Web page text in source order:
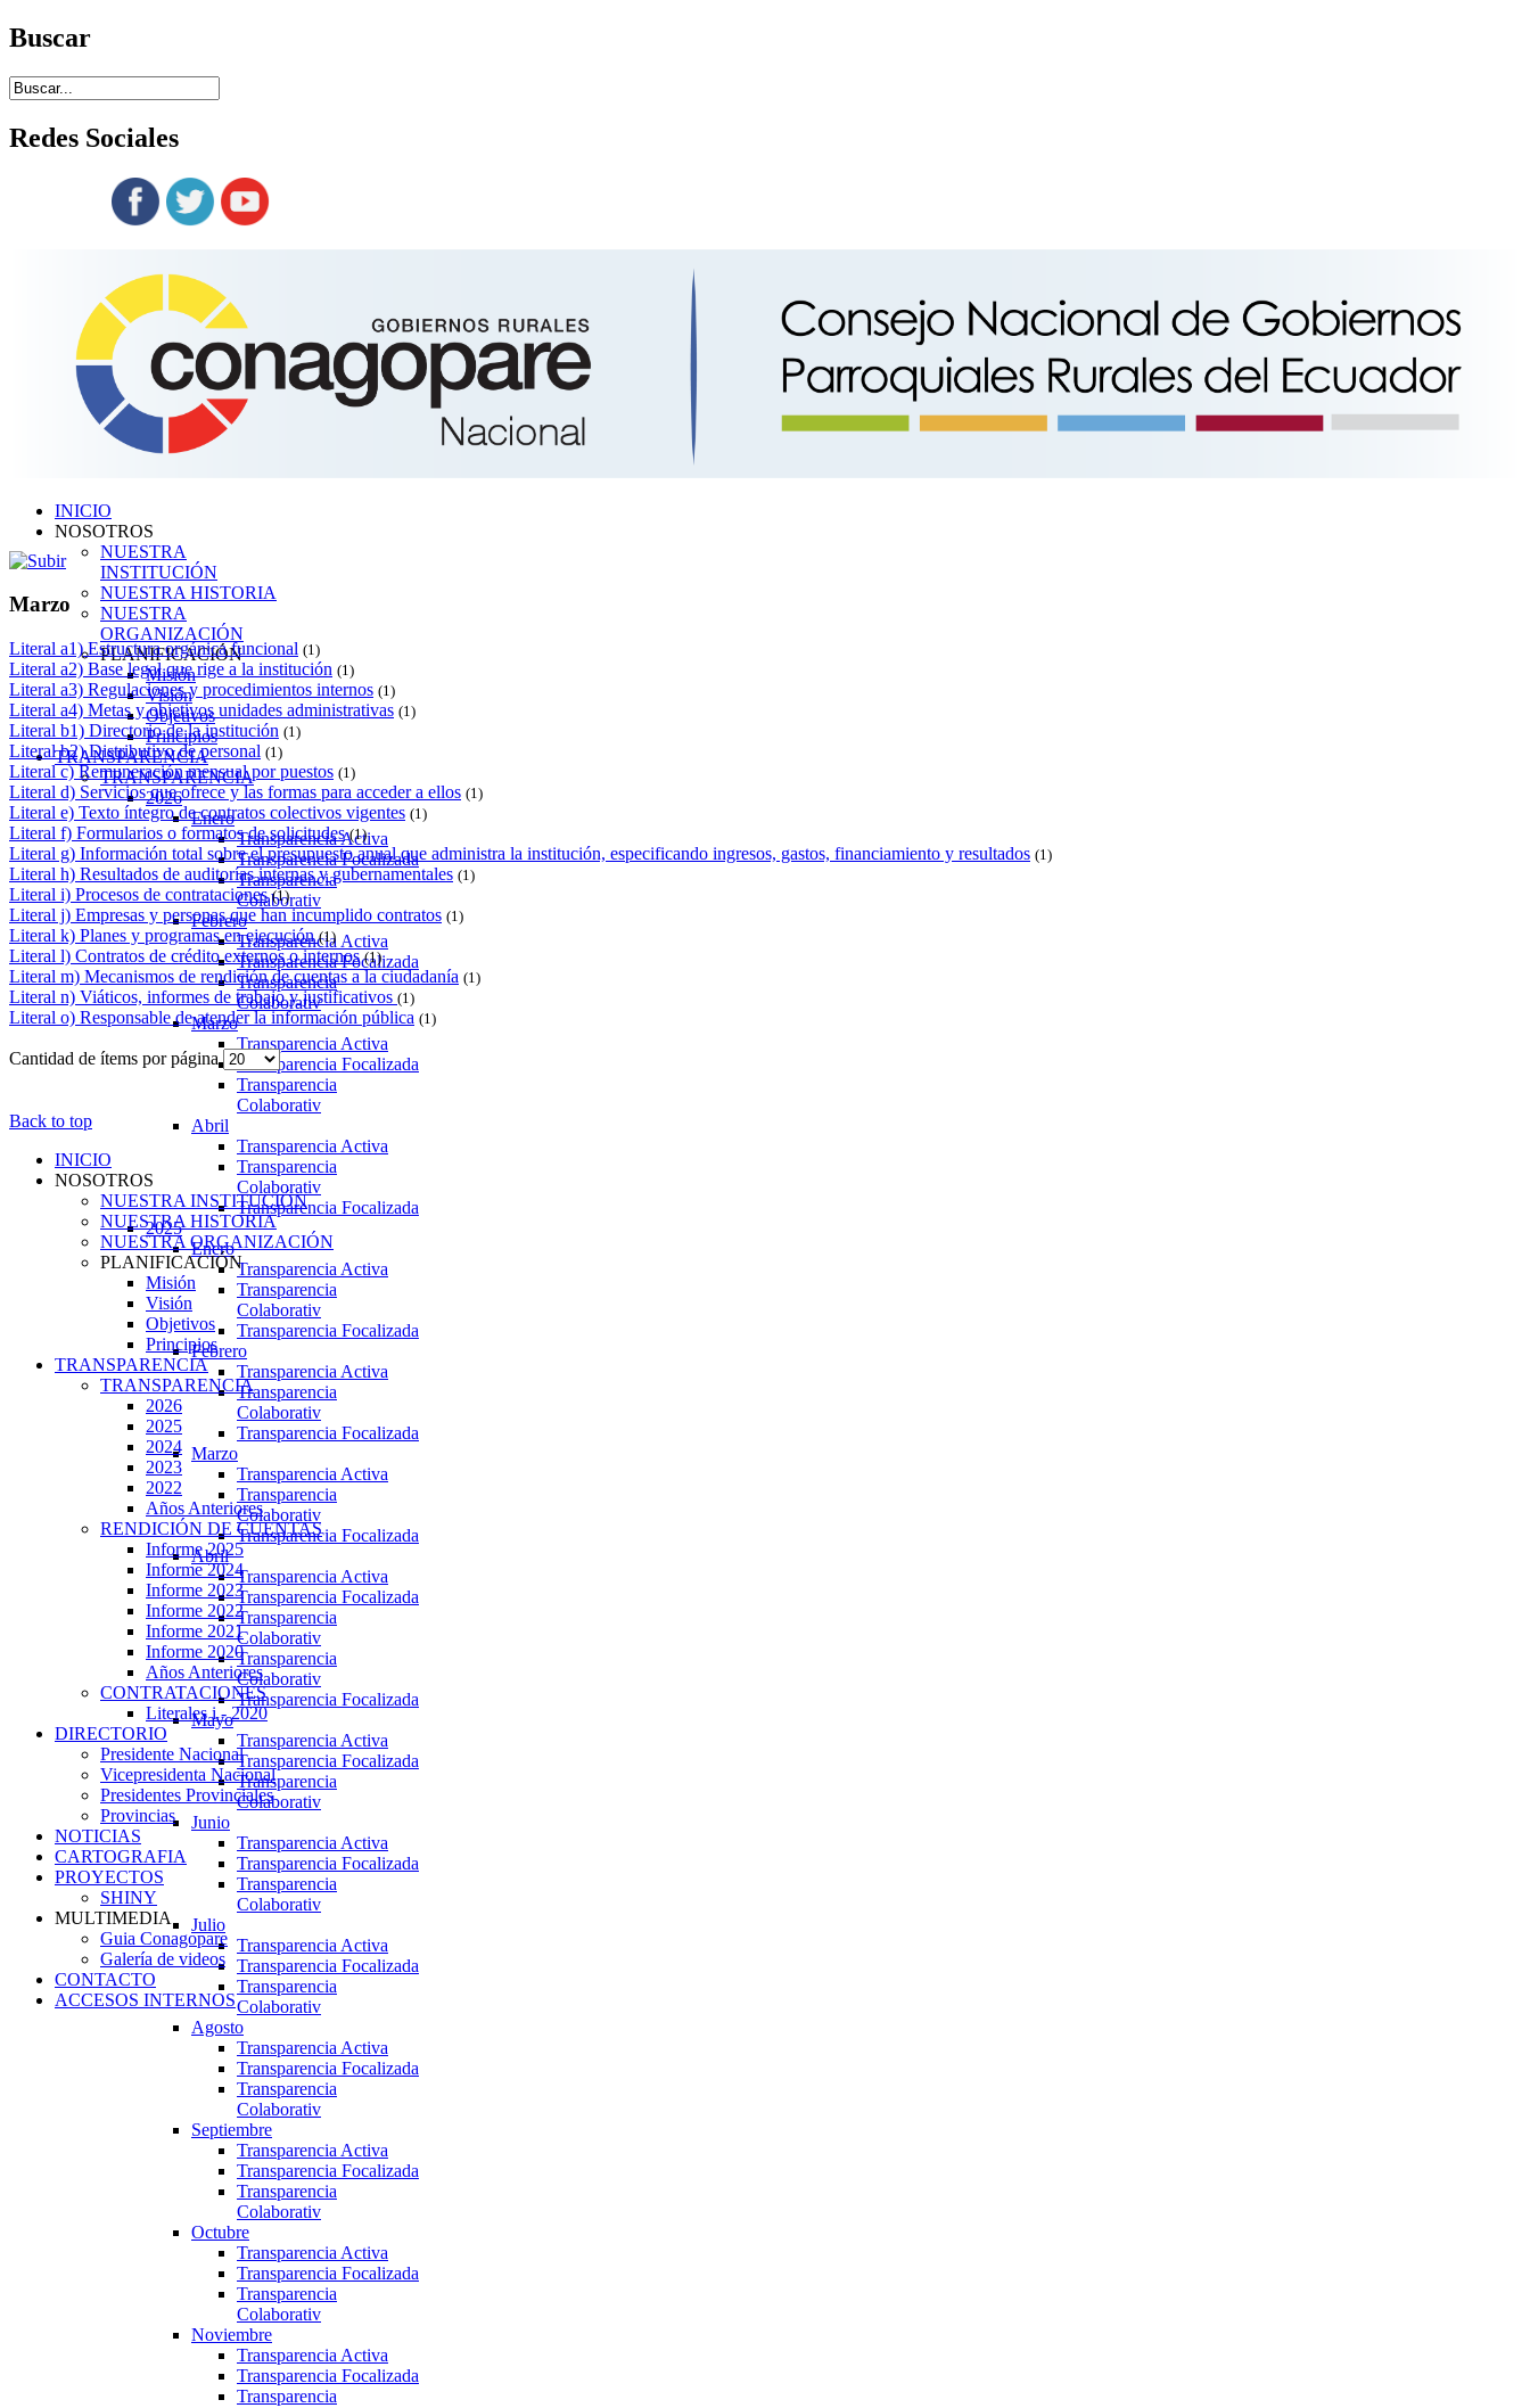
Buscar
Redes Sociales
INICIO
NOSOTROS
NUESTRA
INSTITUCIÓN
NUESTRA HISTORIA
NUESTRA
ORGANIZACIÓN
PLANIFICACIÓN
Misión
Visión
Objetivos
Principios
TRANSPARENCIA
TRANSPARENCIA
2026
Enero
Transparencia Activa
Transparencia Focalizada
Transparencia
Colaborativ
Febrero
Transparencia Activa
Transparencia Focalizada
Transparencia
Colaborativ
Marzo
Transparencia Activa
Transparencia Focalizada
Transparencia
Colaborativ
Abril
Transparencia Activa
Transparencia
Colaborativ
Transparencia Focalizada
2025
Enero
Transparencia Activa
Transparencia
Colaborativ
Transparencia Focalizada
Febrero
Transparencia Activa
Transparencia
Colaborativ
Transparencia Focalizada
Marzo
Transparencia Activa
Transparencia
Colaborativ
Transparencia Focalizada
Abril
Transparencia Activa
Transparencia Focalizada
Transparencia
Colaborativ
Transparencia
Colaborativ
Transparencia Focalizada
Mayo
Transparencia Activa
Transparencia Focalizada
Transparencia
Colaborativ
Junio
Transparencia Activa
Transparencia Focalizada
Transparencia
Colaborativ
Julio
Transparencia Activa
Transparencia Focalizada
Transparencia
Colaborativ
Agosto
Transparencia Activa
Transparencia Focalizada
Transparencia
Colaborativ
Septiembre
Transparencia Activa
Transparencia Focalizada
Transparencia
Colaborativ
Octubre
Transparencia Activa
Transparencia Focalizada
Transparencia
Colaborativ
Noviembre
Transparencia Activa
Transparencia Focalizada
Transparencia
Marzo
Literal a1) Estructura orgánica funcional (1)
Literal a2) Base legal que rige a la institución (1)
Literal a3) Regulaciones y procedimientos internos (1)
Literal a4) Metas y objetivos unidades administrativas (1)
Literal b1) Directorio de la institución (1)
Literal b2) Distributivo de personal (1)
Literal c) Remuneración mensual por puestos (1)
Literal d) Servicios que ofrece y las formas para acceder a ellos (1)
Literal e) Texto íntegro de contratos colectivos vigentes (1)
Literal f) Formularios o formatos de solicitudes (1)
Literal g) Información total sobre el presupuesto anual que administra la institución, especificando ingresos, gastos, financiamiento y resultados (1)
Literal h) Resultados de auditorías internas y gubernamentales (1)
Literal i) Procesos de contrataciones (1)
Literal j) Empresas y personas que han incumplido contratos (1)
Literal k) Planes y programas en ejecución(1)
Literal l) Contratos de crédito externos o internos (1)
Literal m) Mecanismos de rendición de cuentas a la ciudadanía (1)
Literal n) Viáticos, informes de trabajo y justificativos (1)
Literal o) Responsable de atender la información pública (1)
Cantidad de ítems por página
Back to top
INICIO
NOSOTROS
NUESTRA INSTITUCIÓN
NUESTRA HISTORIA
NUESTRA ORGANIZACIÓN
PLANIFICACIÓN
Misión
Visión
Objetivos
Principios
TRANSPARENCIA
TRANSPARENCIA
2026
2025
2024
2023
2022
Años Anteriores
RENDICIÓN DE CUENTAS
Informe 2025
Informe 2024
Informe 2023
Informe 2022
Informe 2021
Informe 2020
Años Anteriores
CONTRATACIONES
Literales i - 2020
DIRECTORIO
Presidente Nacional
Vicepresidenta Nacional
Presidentes Provinciales
Provincias
NOTICIAS
CARTOGRAFIA
PROYECTOS
SHINY
MULTIMEDIA
Guia Conagopare
Galería de videos
CONTACTO
ACCESOS INTERNOS